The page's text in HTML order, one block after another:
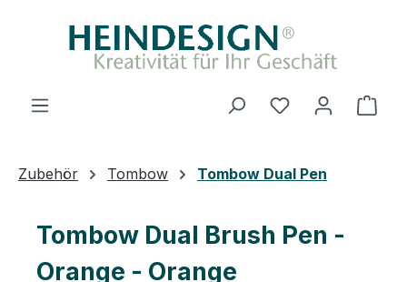
Zum Hauptinhalt springen
Du hast 0
Zubehör Tombow Tombow Dual Pen
Tombow Dual Brush Pen -
Orange - Orange